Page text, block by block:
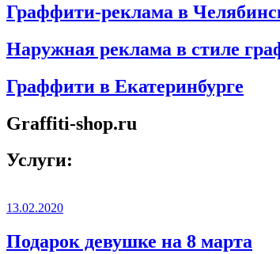
Граффити-реклама в
Наружная реклама в стиле
Граффити в Екатеринбурге
Graffiti-shop.ru
Услуги:
13.02.2020
Подарок девушке на 8 марта